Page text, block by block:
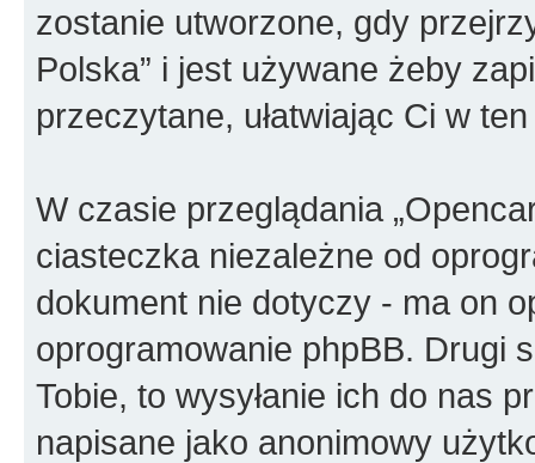
zostanie utworzone, gdy
Polska” i jest używane żeby
przeczytane, ułatwiając Ci w
W czasie przeglądania
ciasteczka niezależne od
dokument nie dotyczy - ma on
oprogramowanie phpBB. Drugi
Tobie, to wysyłanie ich do nas
napisane jako anonimowy